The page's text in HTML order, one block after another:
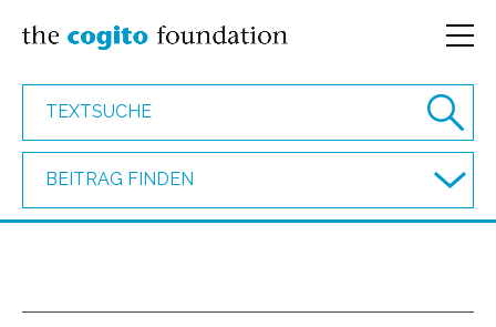
BEITRAG FINDEN